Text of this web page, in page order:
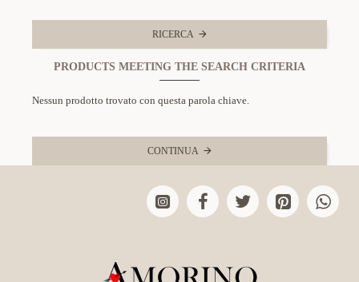
RICERCA
PRODUCTS MEETING THE SEARCH CRITERIA
Nessun prodotto trovato con questa parola chiave.
CONTINUA